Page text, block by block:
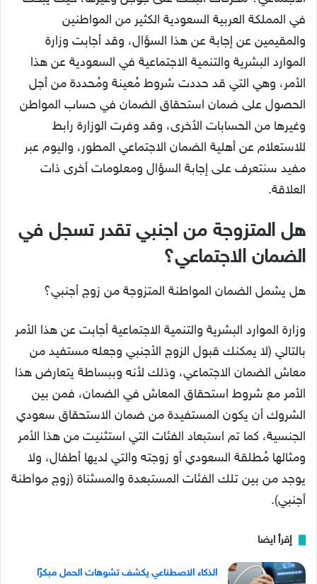
في المملكة العربية السعودية الكثير من المواطنين
والمقيمين عن إجابة عن هذا السؤال، وقد أجابت وزارة
الموارد البشرية والتنمية الاجتماعية في السعودية عن هذا
الأمر، وهي التي قد حددت شروط مُعينة ومُحددة من أجل
الحصول على ضمان استحقاق الضمان في حساب المواطن
وغيرها من الحسابات الأخرى، وقد وفرت الوزارة رابط
للاستعلام عن أهلية الضمان الاجتماعي المطور، واليوم عبر
مفيد سنتعرف على إجابة السؤال ومعلومات أخرى ذات
العلاقة.
هل المتزوجة من اجنبي تقدر تسجل في
الضمان الاجتماعي؟
هل يشمل الضمان المواطنة المتزوجة من زوج أجنبي؟
وزارة الموارد البشرية والتنمية الاجتماعية أجابت عن هذا الأمر
بالتالي (لا يمكنك قبول الزوج الأجنبي وجعله مستفيد من
معاش الضمان الاجتماعي، وذلك لأنه وببساطة يتعارض هذا
الأمر مع شروط استحقاق المعاش في الضمان، فمن بين
الشروك أن يكون المستفيدة من ضمان الاستحقاق سعودي
الجنسية، كما تم استبعاد الفئات التي استثنيت من هذا الأمر
ومثالها مُطلقة السعودي أو زوجته والتي لديها أطفال، ولا
يوجد من بين تلك الفئات المستبعدة والمسثناة (زوج مواطنة
أجنبي).
إقرأ ايضا
الذكاء الاصطناعي يكشف تشوهات الحمل مبكرًا